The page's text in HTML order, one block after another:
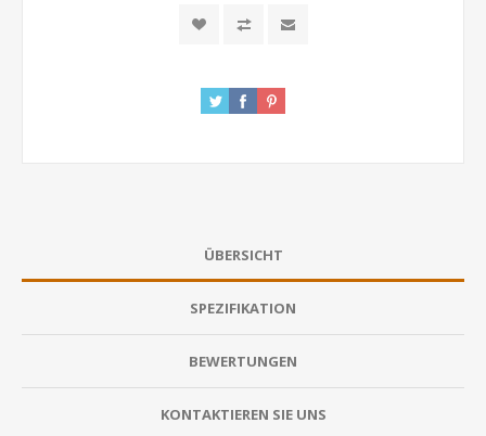
ÜBERSICHT
SPEZIFIKATION
BEWERTUNGEN
KONTAKTIEREN SIE UNS